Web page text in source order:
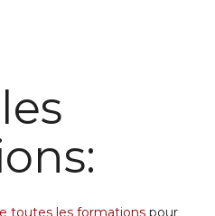
toutes les formationspour